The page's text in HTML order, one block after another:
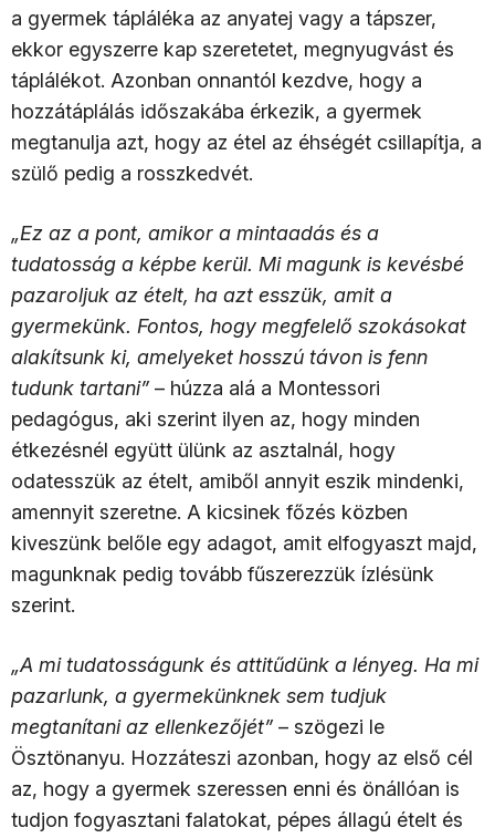
a gyermek tápláléka az anyatej vagy a tápszer,
ekkor egyszerre kap szeretetet, megnyugvást és
táplálékot. Azonban onnantól kezdve, hogy a
hozzátáplálás időszakába érkezik, a gyermek
megtanulja azt, hogy az étel az éhségét csillapítja, a
szülő pedig a rosszkedvét.
„Ez az a pont, amikor a mintaadás és a
tudatosság a képbe kerül. Mi magunk is kevésbé
pazaroljuk az ételt, ha azt esszük, amit a
gyermekünk. Fontos, hogy megfelelő szokásokat
alakítsunk ki, amelyeket hosszú távon is fenn
tudunk tartani” – húzza alá a Montessori
pedagógus, aki szerint ilyen az, hogy minden
étkezésnél együtt ülünk az asztalnál, hogy
odatesszük az ételt, amiből annyit eszik mindenki,
amennyit szeretne. A kicsinek főzés közben
kiveszünk belőle egy adagot, amit elfogyaszt majd,
magunknak pedig tovább fűszerezzük ízlésünk
szerint.
„A mi tudatosságunk és attitűdünk a lényeg. Ha mi
pazarlunk, a gyermekünknek sem tudjuk
megtanítani az ellenkezőjét” – szögezi le
Ösztönanyu. Hozzáteszi azonban, hogy az első cél
az, hogy a gyermek szeressen enni és önállóan is
tudjon fogyasztani falatokat, pépes állagú ételt és